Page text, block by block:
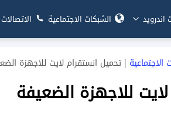
الشبكات الاجتماعية الاتصالات
| تحميل انستقرام لايت للاجهزة
للاجهزة الضعيفة